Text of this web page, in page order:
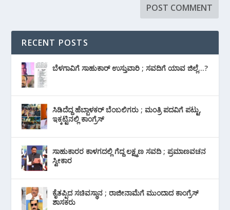
RECENT POSTS
ಬೆಳಗಾವಿಗೆ ಸಾಹುಕಾರ್ ಉಸ್ತುವಾರಿ ; ಸವದಿಗೆ ಯಾವ ಜಿಲ್ಲೆ…?
ಸಿಡಿದೆದ್ದ ಹೆಬ್ಬಾಳಕರ್ ಬೆಂಬಲಿಗರು ; ಮಂತ್ರಿ ಪದವಿಗೆ ‌ಪಟ್ಟು,
ಇಕ್ಕಟ್ಟಿನಲ್ಲಿ ಕಾಂಗ್ರೆಸ್
ಸಾಹುಕಾರರ ಕಾಳಗದಲ್ಲಿ ಗೆದ್ದ ಲಕ್ಷ್ಮಣ ಸವದಿ ; ಪ್ರಮಾಣವಚನ
ಸ್ವೀಕಾರ
ಕೈತಪ್ಪಿದ ಸಚಿವಸ್ಥಾನ ; ರಾಜೀನಾಮೆಗೆ ಮುಂದಾದ ಕಾಂಗ್ರೆಸ್
‌ಶಾಸಕರು